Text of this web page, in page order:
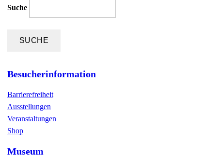
Suche
Besucherinformation
Barrierefreiheit
Ausstellungen
Veranstaltungen
Shop
Museum